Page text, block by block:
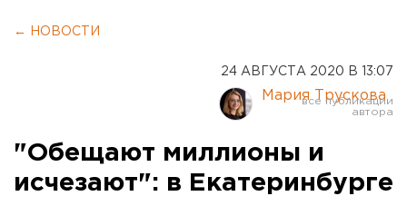
← НОВОСТИ
24 АВГУСТА 2020 В 13:07
Мария Трускова
"Обещают миллионы и
исчезают": в Екатеринбурге